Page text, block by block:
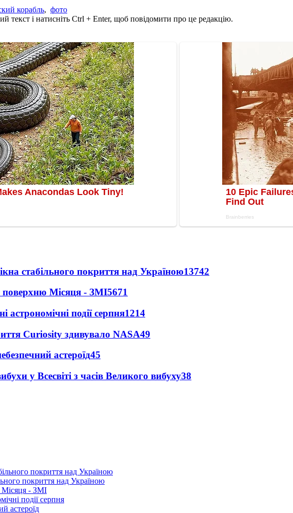
корабль, фото
текст і натисніть Ctrl + Enter, щоб повідомити про це редакцію.
стабільного покриття над Україною13742
поверхню Місяця - ЗМІ5671
астрономічні події серпня1214
Curiosity здивувало NASA49
астероїд45
у Всесвіті з часів Великого вибуху38
покриття над Україною
Місяця - ЗМІ
події серпня
астероїд